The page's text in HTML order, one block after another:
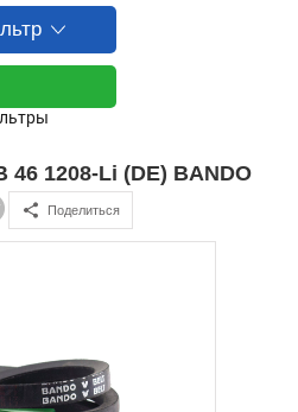
1208-Li (DE) BANDO
Поделиться